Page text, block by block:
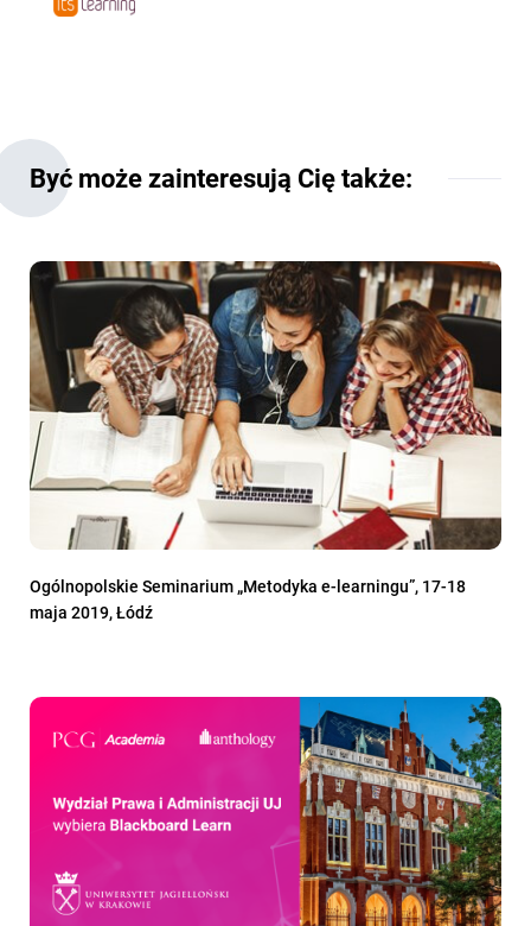
Być może zainteresują Cię także:
Ogólnopolskie Seminarium „Metodyka e-learningu”, 17-18
maja 2019, Łódź